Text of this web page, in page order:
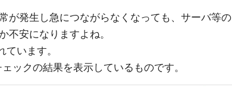
が発生し急につながらなくなっても、サーバ等の
不安になりますよね。
います。
ックの結果を表示しているものです。